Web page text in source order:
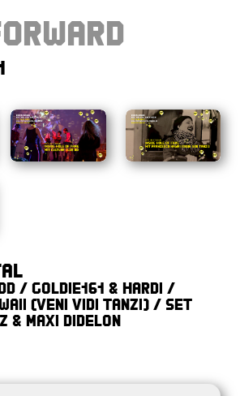
/ goldie161 & hardi /
(Veni Vidi Tanzi) / Set
& Maxi Didelon